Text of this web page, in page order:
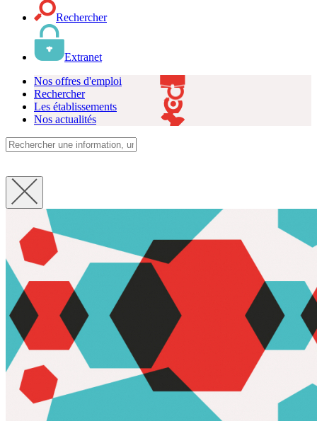
Rechercher
Extranet
Nos offres d'emploi
Rechercher
Les établissements
Nos actualités
Fermer
recherche